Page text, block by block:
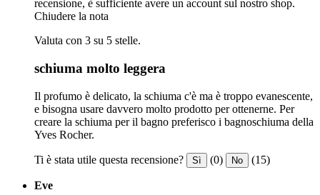
recensione, è sufficiente avere un account sul nostro shop.
Chiudere la nota
Valuta con 3 su 5 stelle.
schiuma molto leggera
Il profumo è delicato, la schiuma c'è ma è troppo evanescente,
e bisogna usare davvero molto prodotto per ottenerne. Per
creare la schiuma per il bagno preferisco i bagnoschiuma della
Yves Rocher.
Ti è stata utile questa recensione? Sì (0) No (15)
Eve